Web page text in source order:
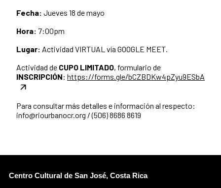
Fecha: Jueves 18 de mayo
Hora: 7:00pm
Lugar: Actividad VIRTUAL vía GOOGLE MEET.
Actividad de CUPO LIMITADO, formulario de
INSCRIPCIÓN: https://forms.gle/bCZBDKw4pZyu9ESbA
Para consultar más detalles e información al respecto:
info@riourbanocr.org / (506) 8686 8619
Centro Cultural de San José, Costa Rica